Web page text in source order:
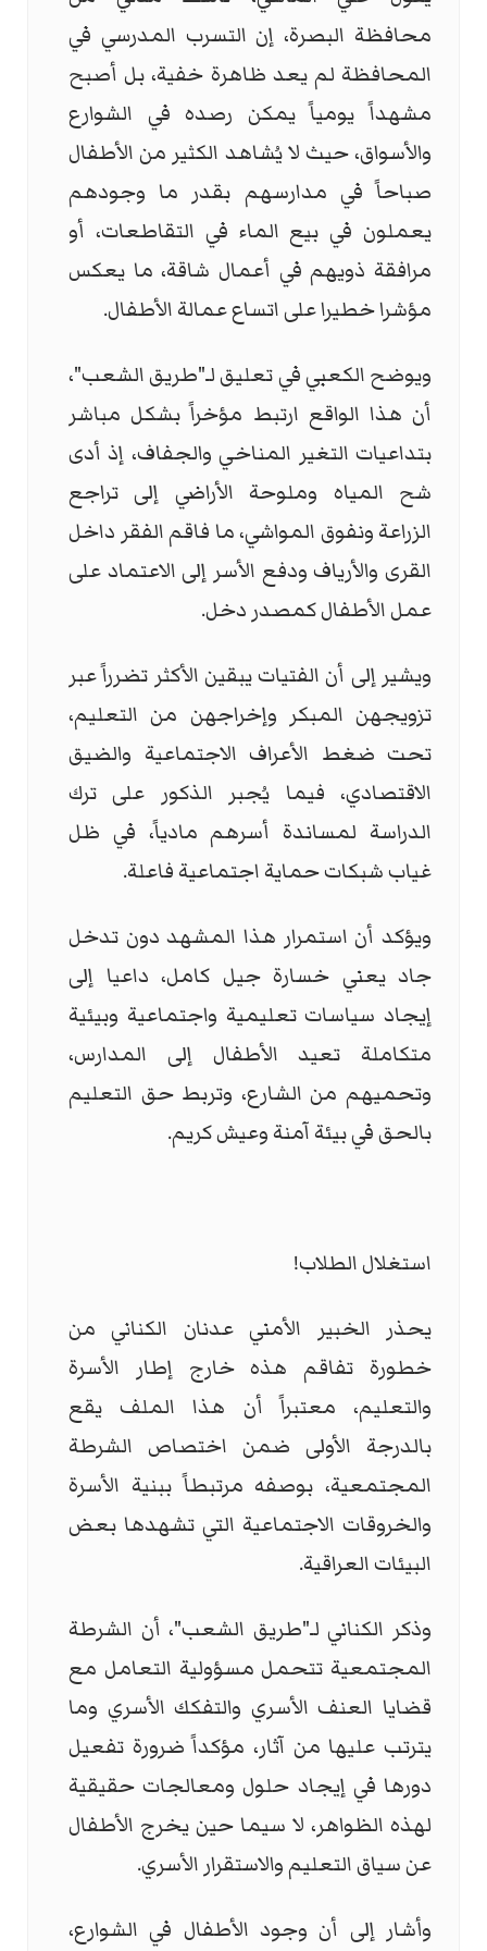
محافظة البصرة، إن التسرب المدرسي في
المحافظة لم يعد ظاهرة خفية، بل أصبح
مشهداً يومياً يمكن رصده في الشوارع
والأسواق، حيث لا يُشاهد الكثير من الأطفال
صباحاً في مدارسهم بقدر ما وجودهم
يعملون في بيع الماء في التقاطعات، أو
مرافقة ذويهم في أعمال شاقة، ما يعكس
مؤشرا خطيرا على اتساع عمالة الأطفال.
ويوضح الكعبي في تعليق لـ"طريق الشعب"،
أن هذا الواقع ارتبط مؤخراً بشكل مباشر
بتداعيات التغير المناخي والجفاف، إذ أدى
شح المياه وملوحة الأراضي إلى تراجع
الزراعة ونفوق المواشي، ما فاقم الفقر داخل
القرى والأرياف ودفع الأسر إلى الاعتماد على
عمل الأطفال كمصدر دخل.
ويشير إلى أن الفتيات يبقين الأكثر تضرراً عبر
تزويجهن المبكر وإخراجهن من التعليم،
تحت ضغط الأعراف الاجتماعية والضيق
الاقتصادي، فيما يُجبر الذكور على ترك
الدراسة لمساندة أسرهم مادياً، في ظل
غياب شبكات حماية اجتماعية فاعلة.
ويؤكد أن استمرار هذا المشهد دون تدخل
جاد يعني خسارة جيل كامل، داعيا إلى
إيجاد سياسات تعليمية واجتماعية وبيئية
متكاملة تعيد الأطفال إلى المدارس،
وتحميهم من الشارع، وتربط حق التعليم
بالحق في بيئة آمنة وعيش كريم.
استغلال الطلاب!
يحذر الخبير الأمني عدنان الكناني من
خطورة تفاقم هذه خارج إطار الأسرة
والتعليم، معتبراً أن هذا الملف يقع
بالدرجة الأولى ضمن اختصاص الشرطة
المجتمعية، بوصفه مرتبطاً ببنية الأسرة
والخروقات الاجتماعية التي تشهدها بعض
البيئات العراقية.
وذكر الكناني لـ"طريق الشعب"، أن الشرطة
المجتمعية تتحمل مسؤولية التعامل مع
قضايا العنف الأسري والتفكك الأسري وما
يترتب عليها من آثار، مؤكداً ضرورة تفعيل
دورها في إيجاد حلول ومعالجات حقيقية
لهذه الظواهر، لا سيما حين يخرج الأطفال
عن سياق التعليم والاستقرار الأسري.
وأشار إلى أن وجود الأطفال في الشوارع،